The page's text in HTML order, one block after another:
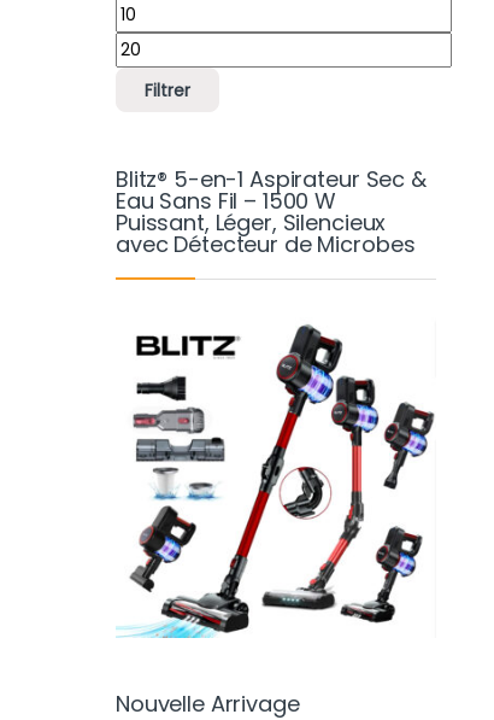
Prix min
Prix max
Filtrer
Blitz® 5-en-1 Aspirateur Sec &
Eau Sans Fil – 1500 W
Puissant, Léger, Silencieux
avec Détecteur de Microbes
Nouvelle Arrivage